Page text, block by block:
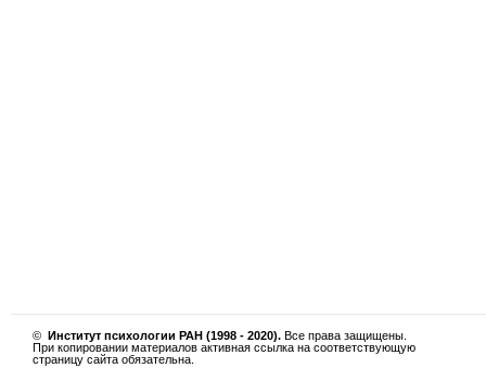
© Институт психологии РАН (1998 - 2020). Все права защищены.
При копировании материалов активная ссылка на соответствующую
страницу сайта обязательна.